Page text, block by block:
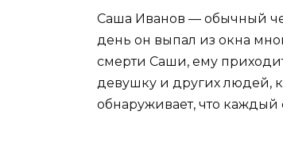
Саша Иванов — обычный
день он выпал из окна
смерти Саши, ему
девушку и других людей,
обнаруживает, что